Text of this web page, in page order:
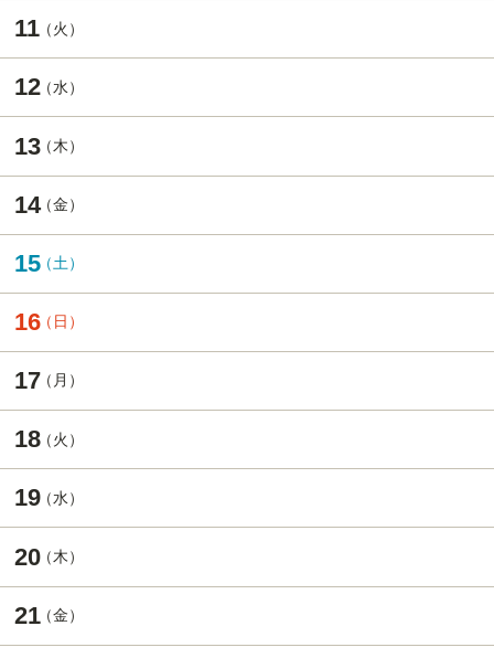
11
12
13
14
15
16
17
18
19
20
21